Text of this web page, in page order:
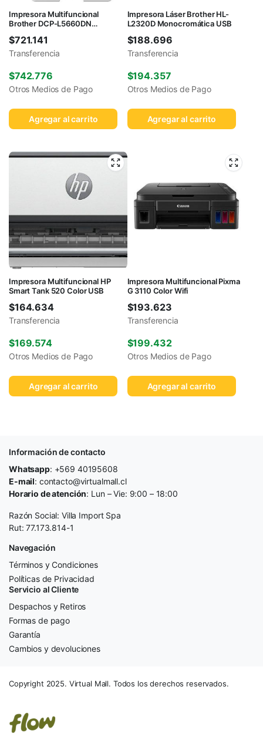
Impresora Multifuncional
Brother DCP-L5660DN
$721.141
Transferencia
$742.776
Otros Medios de Pago
Agregar al carrito
Impresora Láser Brother HL-
L2320D Monocromática USB
$188.696
Transferencia
$194.357
Otros Medios de Pago
Agregar al carrito
Impresora Multifuncional HP
Smart Tank 520 Color USB
$164.634
Transferencia
$169.574
Otros Medios de Pago
Agregar al carrito
Impresora Multifuncional Pixma
G 3110 Color Wifi
$193.623
Transferencia
$199.432
Otros Medios de Pago
Agregar al carrito
Información de contacto
Whatsapp: +569 40195608
E-mail: contacto@virtualmall.cl
Horario de atención: Lun – Vie: 9:00 – 18:00
Razón Social: Villa Import Spa
Rut: 77.173.814-1
Navegación
Términos y Condiciones
Políticas de Privacidad
Servicio al Cliente
Despachos y Retiros
Formas de pago
Garantía
Cambios y devoluciones
Copyright 2025. Virtual Mall. Todos los derechos reservados.